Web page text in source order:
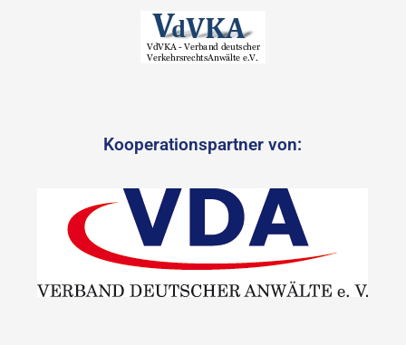
Kooperationspartner von: